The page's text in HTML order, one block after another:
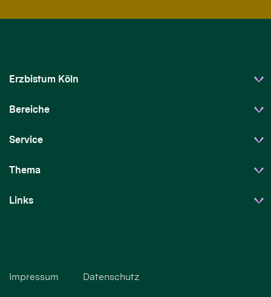
Erzbistum Köln
Bereiche
Service
Thema
Links
Impressum Datenschutz